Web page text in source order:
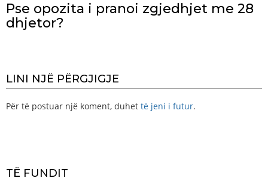
Pse opozita i pranoi zgjedhjet me 28
dhjetor?
LINI NJË PËRGJIGJE
Për të postuar një koment, duhet të jeni i futur.
TË FUNDIT